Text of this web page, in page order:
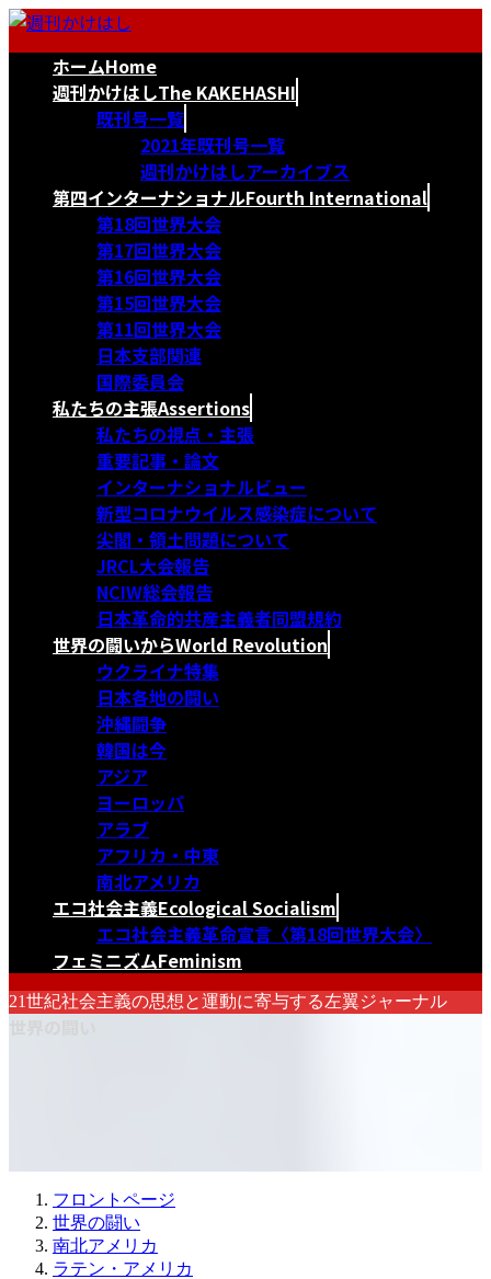
コ
ナ
ホームHome
週刊かけはしThe KAKEHASHI
既刊号一覧
2021年既刊号一覧
週刊かけはしアーカイブス
第四インターナショナルFourth International
第18回世界大会
第17回世界大会
第16回世界大会
第15回世界大会
第11回世界大会
日本支部関連
国際委員会
私たちの主張Assertions
私たちの視点・主張
重要記事・論文
インターナショナルビュー
新型コロナウイルス感染症について
尖閣・領土問題について
JRCL大会報告
NCIW総会報告
日本革命的共産主義者同盟規約
世界の闘いからWorld Revolution
ウクライナ特集
日本各地の闘い
沖縄闘争
韓国は今
アジア
ヨーロッパ
アラブ
アフリカ・中東
南北アメリカ
エコ社会主義Ecological Socialism
エコ社会主義革命宣言〈第18回世界大会〉
フェミニズムFeminism
21世紀社会主義の思想と運動に寄与する左翼ジャーナル
フロントページ
世界の闘い
南北アメリカ
ラテン・アメリカ